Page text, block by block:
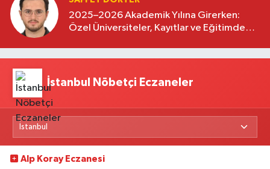
2025–2026 Akademik Yılına Girerken:
Özel Üniversiteler, Kayıtlar ve Eğitimde
İstanbul Nöbetçi Eczaneler
Alp Koray Eczanesi